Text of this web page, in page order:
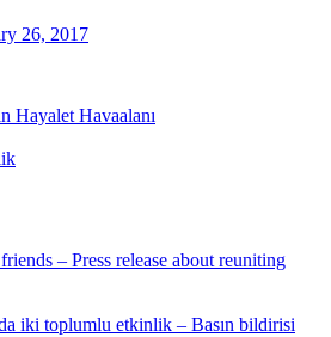
26, 2017
Hayalet Havaalanı
– Press release about reuniting
iki toplumlu etkinlik – Basın bildirisi